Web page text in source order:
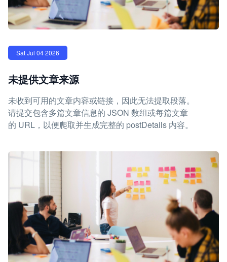
Sat Jul 04 2026
未提供文章来源
未收到可用的文章内容或链接，因此无法提取段落。
请提交包含多篇文章信息的 JSON 数组或每篇文章
的 URL，以便爬取并生成完整的 postDetails 内容。